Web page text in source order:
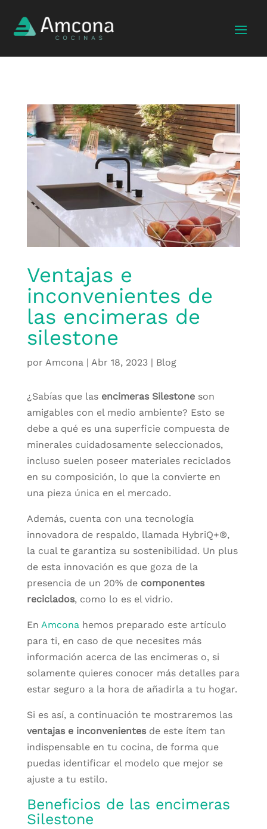
Ventajas e
inconvenientes de
las encimeras de
silestone
por Amcona| Abr 18, 2023| Blog
¿Sabías que las encimeras Silestoneson
amigables con el medio ambiente? Esto se
debe a qué es una superficie compuesta de
minerales cuidadosamente seleccionados,
incluso suelen poseer materiales reciclados
en su composición, lo que la convierte en
una pieza única en el mercado.
Además, cuenta con una tecnología
innovadora de respaldo, llamada HybriQ+®,
la cual te garantiza su sostenibilidad. Un plus
de esta innovación es que goza de la
presencia de un 20% de componentes
reciclados, como lo es el vidrio.
En Amconahemos preparado este artículo
para ti, en caso de que necesites más
información acerca de las encimeras o, si
solamente quieres conocer más detalles para
estar seguro a la hora de añadirla a tu hogar.
Si es así, a continuación te mostraremos las
ventajas e inconvenientesde este ítem tan
indispensable en tu cocina, de forma que
puedas identificar el modelo que mejor se
ajuste a tu estilo.
Beneficios de las encimeras
Silestone